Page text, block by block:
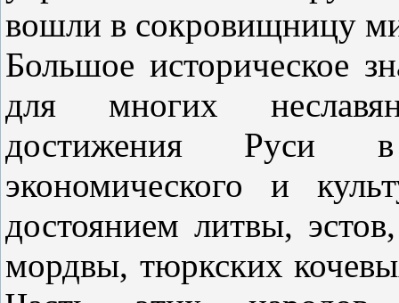
вошли в сокровищницу
Большое историческое
для многих
достижения Руси в
экономического и
достоянием литвы,
мордвы, тюркских